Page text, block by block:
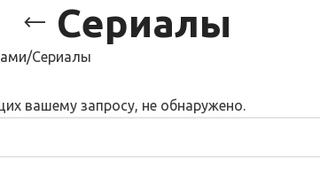
Сериалы
Сериалы
вашему запросу, не обнаружено.